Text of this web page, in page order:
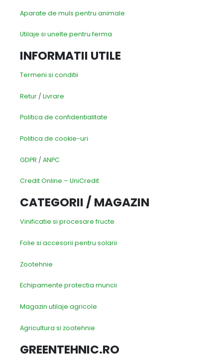
Aparate de muls pentru animale
Utilaje si unelte pentru ferma
INFORMATII UTILE
Termeni si conditii
Retur / Livrare
Politica de confidentialitate
Politica de cookie-uri
GDPR / ANPC
Credit Online – UniCredit
CATEGORII / MAGAZIN
Vinificatie si procesare fructe
Folie si accesorii pentru solarii
Zootehnie
Echipamente protectia muncii
Magazin utilaje agricole
Agricultura si zootehnie
GREENTEHNIC.RO